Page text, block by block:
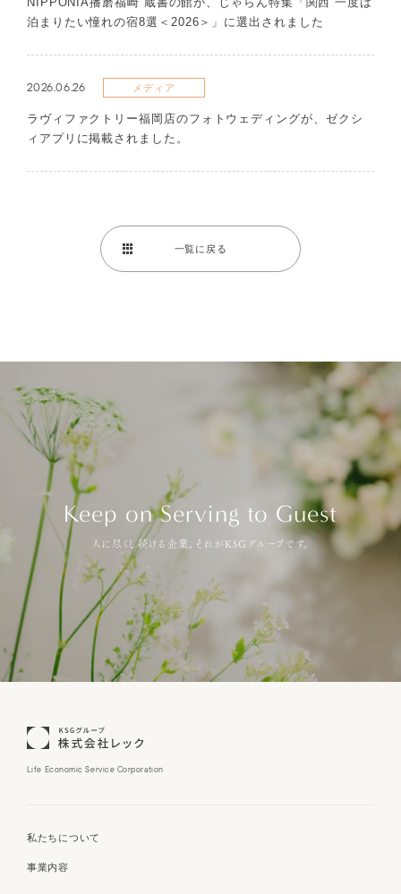
泊まりたい憧れの宿8選＜2026＞」に選出されました
2026.06.26 メディア
ラヴィファクトリー福岡店のフォトウェディングが、ゼクシ
ィアプリに掲載されました。
一覧に戻る
Keep on Serving to Guest
人に尽くし続ける企業。それがKSGグループです。
Life Economic Service Corporation
私たちについて
事業内容